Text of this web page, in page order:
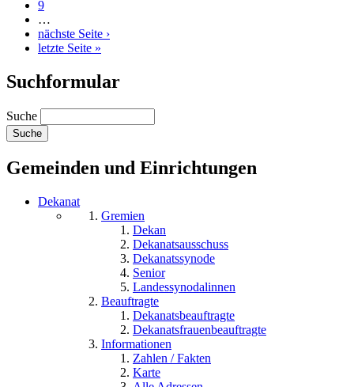
9
…
nächste Seite ›
letzte Seite »
Suchformular
Suche
Gemeinden und Einrichtungen
Dekanat
Gremien
Dekan
Dekanatsausschuss
Dekanatssynode
Senior
Landessynodalinnen
Beauftragte
Dekanatsbeauftragte
Dekanatsfrauenbeauftragte
Informationen
Zahlen / Fakten
Karte